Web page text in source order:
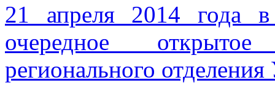
21 апреля 2014 года в
очередное открытое
регионального